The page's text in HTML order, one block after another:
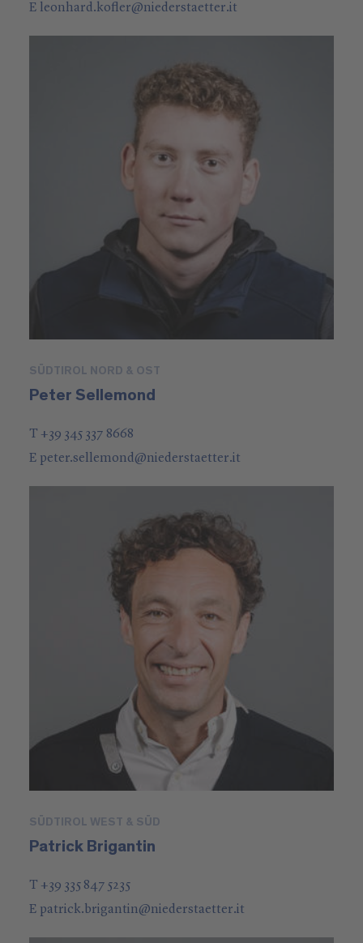
E leonhard.kofler@niederstaetter.it
SÜDTIROL NORD & OST
Peter Sellemond
T +39 345 337 8668
E peter.sellemond@niederstaetter.it
SÜDTIROL WEST & SÜD
Patrick Brigantin
T +39 335 847 5235
E patrick.brigantin@niederstaetter.it